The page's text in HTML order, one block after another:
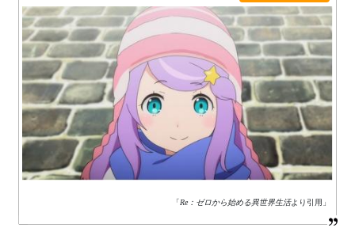
「Re：ゼロから始める異世界生活より引用」